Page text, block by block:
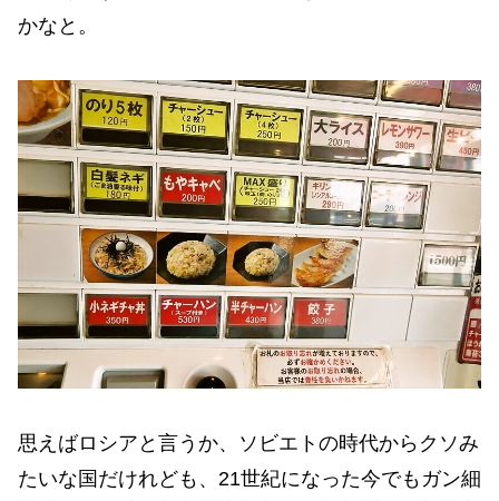
かなと。
思えばロシアと言うか、ソビエトの時代からクソみ
たいな国だけれども、21世紀になった今でもガン細